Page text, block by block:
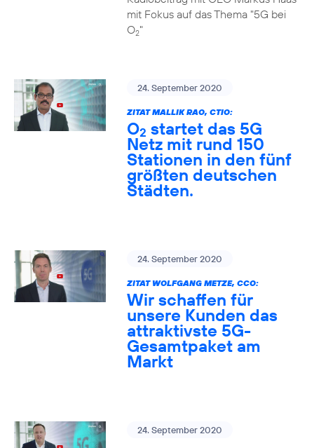
mit Fokus auf das Thema "5G bei
O2"
24. September 2020
ZITAT MALLIK RAO, CTIO:
O2 startet das 5G
Netz mit rund 150
Stationen in den fünf
größten deutschen
Städten.
24. September 2020
ZITAT WOLFGANG METZE, CCO:
Wir schaffen für
unsere Kunden das
attraktivste 5G-
Gesamtpaket am
Markt
24. September 2020